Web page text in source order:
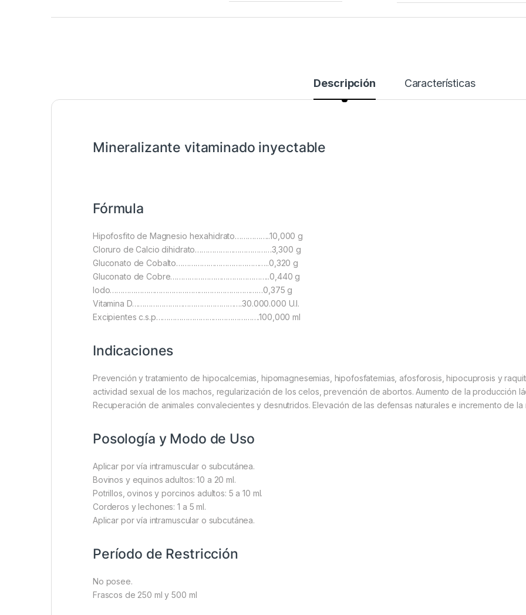
Descripción Características
Mineralizante vitaminado inyectable
Fórmula
Hipofosfito de Magnesio hexahidrato……………..10,000 g
Cloruro de Calcio dihidrato………………………………3,300 g
Gluconato de Cobalto……………………………………..0,320 g
Gluconato de Cobre………………………………………..0,440 g
Iodo………………………………………………………………0,375 g
Vitamina D…………………………………………….30.000.000 U.I.
Excipientes c.s.p………………………………………….100,000 ml
Indicaciones
Prevención y tratamiento de hipocalcemias, hipomagnesemias, hipofosfatemias, afosforosis, hipocuprosis y
actividad sexual de los machos, regularización de los celos, prevención de abortos. Aumento de la producción
Recuperación de animales convalecientes y desnutridos. Elevación de las defensas naturales e incremento de la
Posología y Modo de Uso
Aplicar por vía intramuscular o subcutánea.
Bovinos y equinos adultos: 10 a 20 ml.
Potrillos, ovinos y porcinos adultos: 5 a 10 ml.
Corderos y lechones: 1 a 5 ml.
Aplicar por vía intramuscular o subcutánea.
Período de Restricción
No posee.
Frascos de 250 ml y 500 ml